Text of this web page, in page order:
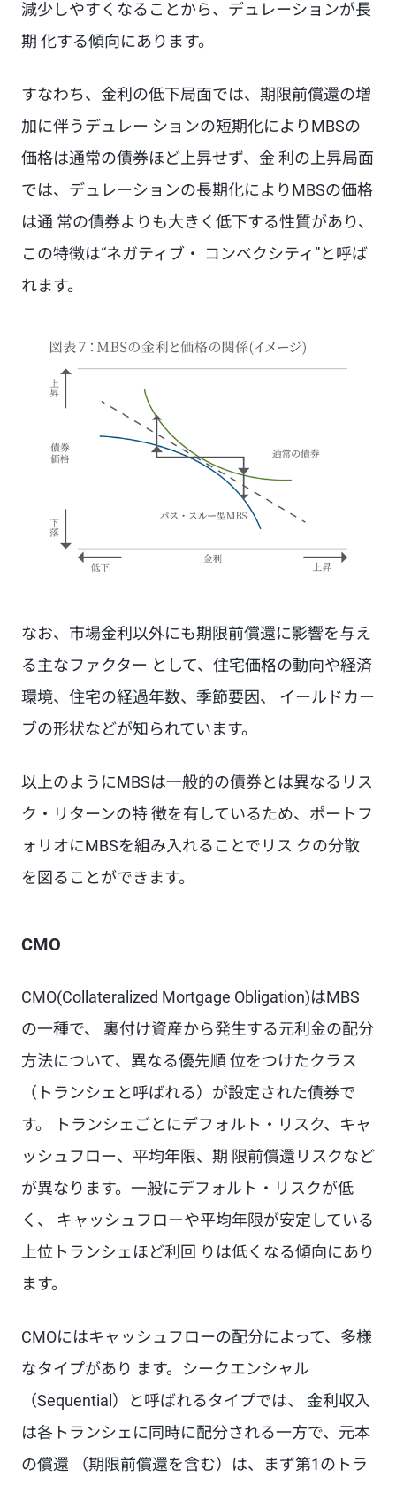
減少しやすくなることから、デュレーションが長
期 化する傾向にあります。
すなわち、金利の低下局面では、期限前償還の増
加に伴うデュレー ションの短期化によりMBSの
価格は通常の債券ほど上昇せず、金 利の上昇局面
では、デュレーションの長期化によりMBSの価格
は通 常の債券よりも大きく低下する性質があり、
この特徴は“ネガティブ・ コンベクシティ”と呼ば
れます。
なお、市場金利以外にも期限前償還に影響を与え
る主なファクター として、住宅価格の動向や経済
環境、住宅の経過年数、季節要因、 イールドカー
ブの形状などが知られています。
以上のようにMBSは一般的の債券とは異なるリス
ク・リターンの特 徴を有しているため、ポートフ
ォリオにMBSを組み入れることでリス クの分散
を図ることができます。
CMO
CMO(Collateralized Mortgage Obligation)はMBS
の一種で、 裏付け資産から発生する元利金の配分
方法について、異なる優先順 位をつけたクラス
（トランシェと呼ばれる）が設定された債券で
す。 トランシェごとにデフォルト・リスク、キャ
ッシュフロー、平均年限、期 限前償還リスクなど
が異なります。一般にデフォルト・リスクが低
く、 キャッシュフローや平均年限が安定している
上位トランシェほど利回 りは低くなる傾向にあり
ます。
CMOにはキャッシュフローの配分によって、多様
なタイプがあり ます。シークエンシャル
（Sequential）と呼ばれるタイプでは、 金利収入
は各トランシェに同時に配分される一方で、元本
の償還 （期限前償還を含む）は、まず第1のトラ